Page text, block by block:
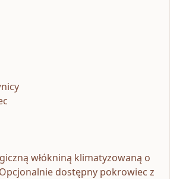
włókniną klimatyzowaną o
dostępny pokrowiec z